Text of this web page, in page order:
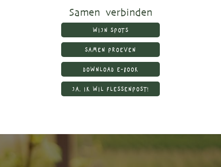
Samen verbinden
WIJN SPOTS
SAMEN PROEVEN
DOWNLOAD E-BOOK
JA, IK WIL FLESSENPOST!